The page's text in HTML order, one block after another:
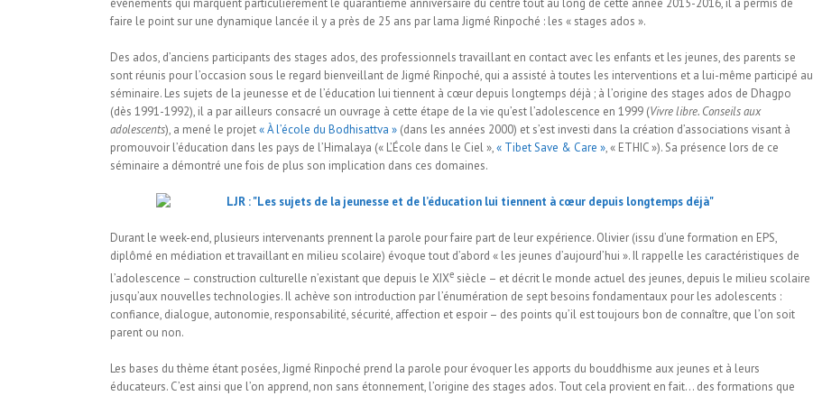
événements qui marquent particulièrement le quarantième anniversaire du centre tout au long de cette année 2015-2016, il a permis de
faire le point sur une dynamique lancée il y a près de 25 ans par lama Jigmé Rinpoché : les « stages ados ».
Des ados, d’anciens participants des stages ados, des professionnels travaillant en contact avec les enfants et les jeunes, des parents se
sont réunis pour l’occasion sous le regard bienveillant de Jigmé Rinpoché, qui a assisté à toutes les interventions et a lui-même participé au
séminaire. Les sujets de la jeunesse et de l’éducation lui tiennent à cœur depuis longtemps déjà ; à l’origine des stages ados de Dhagpo
(dès 1991-1992), il a par ailleurs consacré un ouvrage à cette étape de la vie qu’est l’adolescence en 1999 (Vivre libre. Conseils aux
adolescents), a mené le projet« À l’école du Bodhisattva » (dans les années 2000) et s’est investi dans la création d’associations visant à
promouvoir l’éducation dans les pays de l’Himalaya (« L’École dans le Ciel »,« Tibet Save & Care », « ETHIC »). Sa présence lors de ce
séminaire a démontré une fois de plus son implication dans ces domaines.
Durant le week-end, plusieurs intervenants prennent la parole pour faire part de leur expérience. Olivier (issu d’une formation en EPS,
diplômé en médiation et travaillant en milieu scolaire) évoque tout d’abord « les jeunes d’aujourd’hui ». Il rappelle les caractéristiques de
l’adolescence – construction culturelle n’existant que depuis le XIXe siècle – et décrit le monde actuel des jeunes, depuis le milieu scolaire
jusqu’aux nouvelles technologies. Il achève son introduction par l’énumération de sept besoins fondamentaux pour les adolescents :
confiance, dialogue, autonomie, responsabilité, sécurité, affection et espoir – des points qu’il est toujours bon de connaître, que l’on soit
parent ou non.
Les bases du thème étant posées, Jigmé Rinpoché prend la parole pour évoquer les apports du bouddhisme aux jeunes et à leurs
éducateurs. C’est ainsi que l’on apprend, non sans étonnement, l’origine des stages ados. Tout cela provient en fait… des formations que